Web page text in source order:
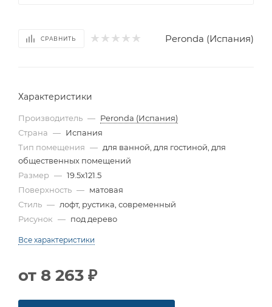
СРАВНИТЬ Peronda (Испания)
Характеристики
Производитель — Peronda (Испания)
Страна — Испания
Тип помещения — для ванной, для гостиной, для
общественных помещений
Размер — 19.5x121.5
Поверхность — матовая
Стиль — лофт, рустика, современный
Рисунок — под дерево
Все характеристики
от 8 263 ₽